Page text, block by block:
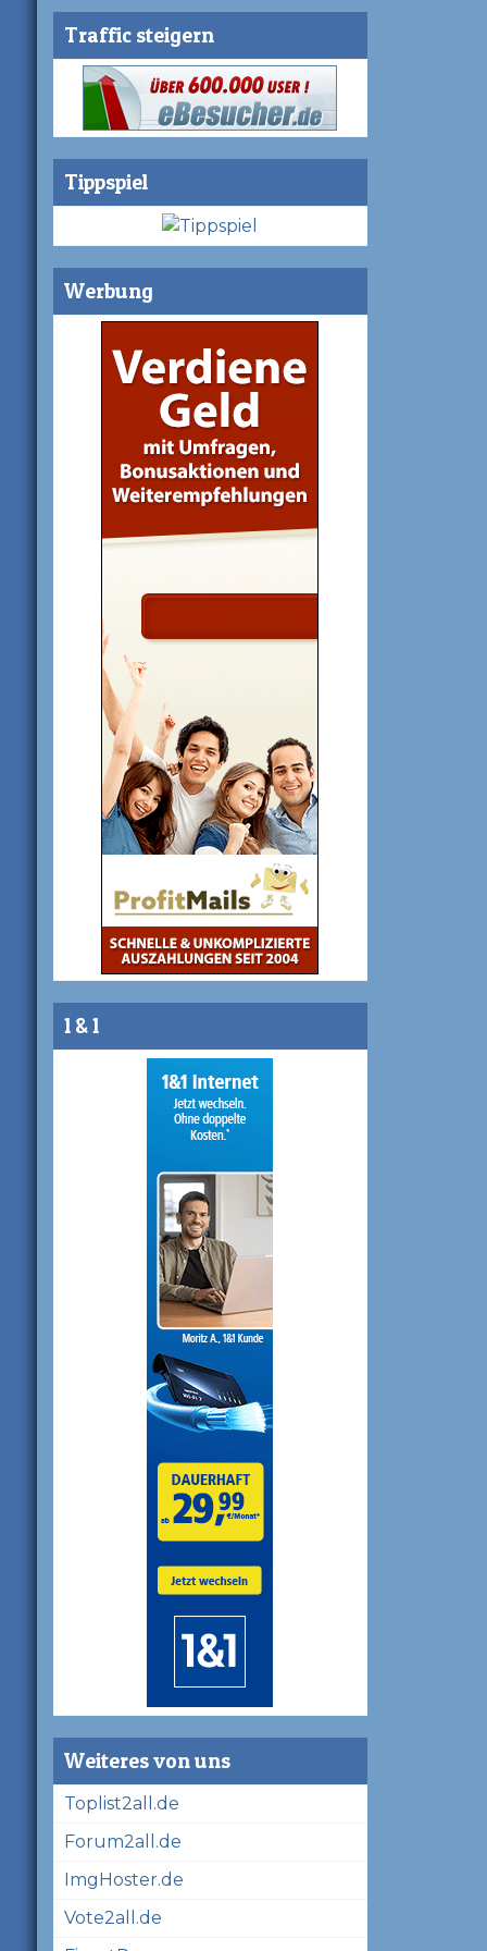
Traffic steigern
Tippspiel
Werbung
1 & 1
Weiteres von uns
Toplist2all.de
Forum2all.de
ImgHoster.de
Vote2all.de